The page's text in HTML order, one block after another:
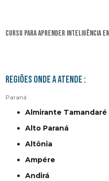
curso para aprender inteligência
Regiões onde a atende :
Paraná
Almirante Tamandaré
Alto Paraná
Altônia
Ampére
Andirá